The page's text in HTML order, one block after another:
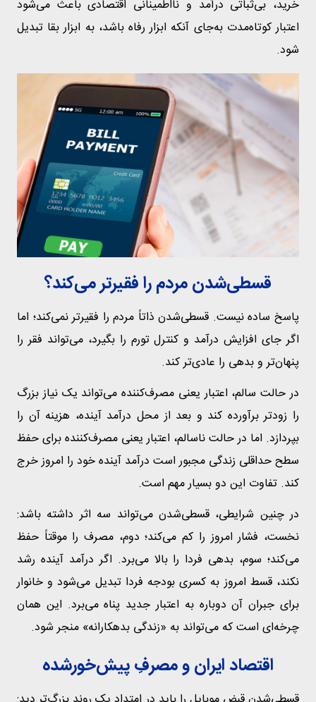
خرید، بی‌ثباتی درآمد و نااطمینانی اقتصادی باعث می‌شود
اعتبار کوتاه‌مدت به‌جای آنکه ابزار رفاه باشد، به ابزار بقا تبدیل
شود.
قسطی‌شدن مردم را فقیرتر می‌کند؟
پاسخ ساده نیست. قسطی‌شدن ذاتاً مردم را فقیرتر نمی‌کند؛ اما
اگر جای افزایش درآمد و کنترل تورم را بگیرد، می‌تواند فقر را
پنهان‌تر و بدهی را عادی‌تر کند.
در حالت سالم، اعتبار یعنی مصرف‌کننده می‌تواند یک نیاز بزرگ
را زودتر برآورده کند و بعد از محل درآمد آینده، هزینه آن را
بپردازد. اما در حالت ناسالم، اعتبار یعنی مصرف‌کننده برای حفظ
سطح حداقلی زندگی مجبور است درآمد آینده خود را امروز خرج
کند. تفاوت این دو بسیار مهم است.
در چنین شرایطی، قسطی‌شدن می‌تواند سه اثر داشته باشد:
نخست، فشار امروز را کم می‌کند؛ دوم، مصرف را موقتاً حفظ
می‌کند؛ سوم، بدهی فردا را بالا می‌برد. اگر درآمد آینده رشد
نکند، قسط امروز به کسری بودجه فردا تبدیل می‌شود و خانوار
برای جبران آن دوباره به اعتبار جدید پناه می‌برد. این همان
چرخه‌ای است که می‌تواند به «زندگی بدهکارانه» منجر شود.
اقتصاد ایران و مصرفِ پیش‌خورشده